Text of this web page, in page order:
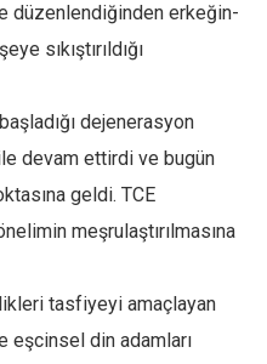
düzenlendiğinden erkeğin-
sıkıştırıldığı
dejenerasyon
ile devam ettirdi ve bugün
geldi. TCE
meşrulaştırılmasına
tasfiyeyi amaçlayan
eşcinsel din adamları